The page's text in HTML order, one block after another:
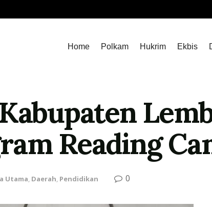
Home Polkam Hukrim Ekbis
Reading
Utama, Daerah, Pendidikan 0